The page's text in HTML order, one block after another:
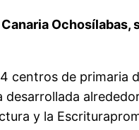
Ochosílabas,
centros de primaria
y la